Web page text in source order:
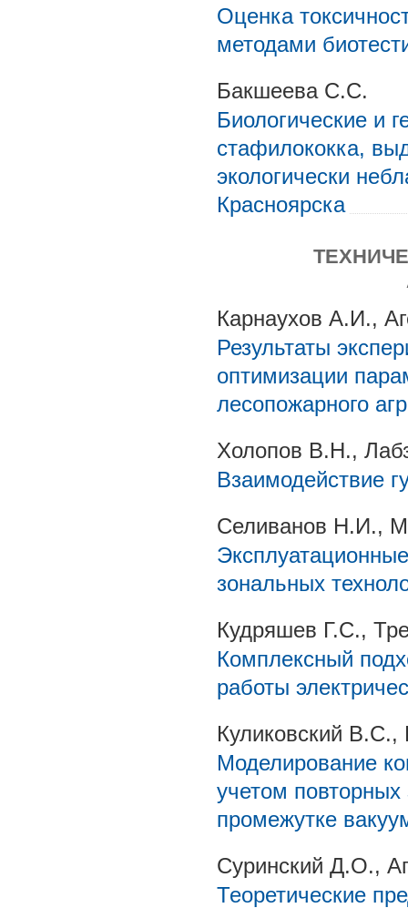
Оценка
методами
Бакшеева С.С.
Биологические и
стафилококка,
экологически
Красноярска
Карнаухов А.И.,
Результаты
оптимизации
лесопожарного
Холопов В.Н.,
Взаимодействие
Селиванов Н.И.,
зональных
Кудряшев Г.С.,
Комплексный
работы
Куликовский
Моделирование
учетом
промежутке
Суринский Д.О.,
Теоретические